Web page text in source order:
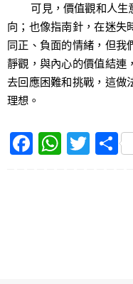
可見，價值觀和人生
向；也像指南針，在迷失
同正、負面的情緒，但我
靜觀，與內心的價值結連
去回應困難和挑戰，這做
理想。
F W T S